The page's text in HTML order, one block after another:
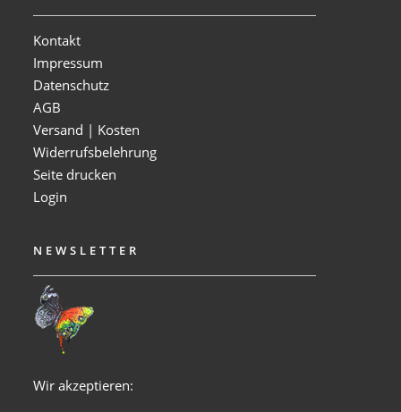
Kontakt
Impressum
Datenschutz
AGB
Versand | Kosten
Widerrufsbelehrung
Seite drucken
Login
NEWSLETTER
Wir akzeptieren: